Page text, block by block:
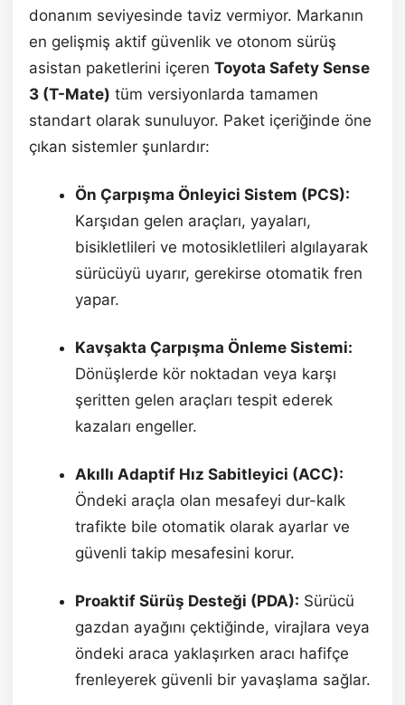
donanım seviyesinde taviz vermiyor. Markanın
en gelişmiş aktif güvenlik ve otonom sürüş
asistan paketlerini içeren Toyota Safety Sense
3 (T-Mate) tüm versiyonlarda tamamen
standart olarak sunuluyor. Paket içeriğinde öne
çıkan sistemler şunlardır:
Ön Çarpışma Önleyici Sistem (PCS):
Karşıdan gelen araçları, yayaları,
bisikletlileri ve motosikletlileri algılayarak
sürücüyü uyarır, gerekirse otomatik fren
yapar.
Kavşakta Çarpışma Önleme Sistemi:
Dönüşlerde kör noktadan veya karşı
şeritten gelen araçları tespit ederek
kazaları engeller.
Akıllı Adaptif Hız Sabitleyici (ACC):
Öndeki araçla olan mesafeyi dur-kalk
trafikte bile otomatik olarak ayarlar ve
güvenli takip mesafesini korur.
Proaktif Sürüş Desteği (PDA): Sürücü
gazdan ayağını çektiğinde, virajlara veya
öndeki araca yaklaşırken aracı hafifçe
frenleyerek güvenli bir yavaşlama sağlar.